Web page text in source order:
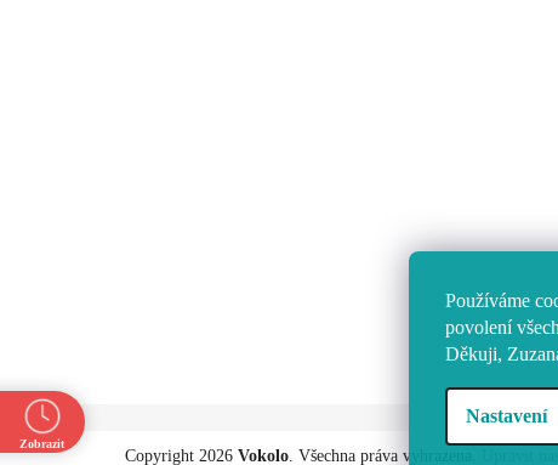
Používáme
povolení
Děkuji,
Nastavení
Z
Copyright 2026 Vokolo . Všechna práva vyhrazena.
Zobrazit